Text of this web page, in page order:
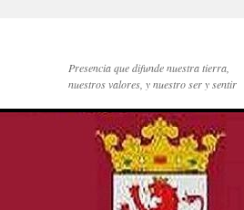
Presencia que difunde nuestra tierra,
nuestros valores, y nuestro ser y sentir